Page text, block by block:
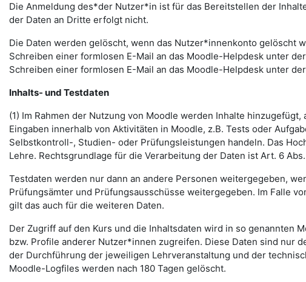
Die Anmeldung des*der Nutzer*in ist für das Bereitstellen der
der Daten an Dritte erfolgt nicht.
Die Daten werden gelöscht, wenn das Nutzer*innenkonto
Schreiben einer formlosen E-Mail an das Moodle-Helpdesk unter
Schreiben einer formlosen E-Mail an das Moodle-Helpdesk unter
Inhalts- und Testdaten
(1) Im Rahmen der Nutzung von Moodle werden Inhalte
Eingaben innerhalb von Aktivitäten in Moodle, z.B. Tests oder
Selbstkontroll-, Studien- oder Prüfungsleistungen handeln. Das
Lehre. Rechtsgrundlage für die Verarbeitung der Daten ist Art. 6 Abs.
Testdaten werden nur dann an andere Personen weitergegeben,
Prüfungsämter und Prüfungsausschüsse weitergegeben. Im Falle
gilt das auch für die weiteren Daten.
Der Zugriff auf den Kurs und die Inhaltsdaten wird in so
bzw. Profile anderer Nutzer*innen zugreifen. Diese Daten sind nur
der Durchführung der jeweiligen Lehrveranstaltung und der
Moodle-Logfiles werden nach 180 Tagen gelöscht.